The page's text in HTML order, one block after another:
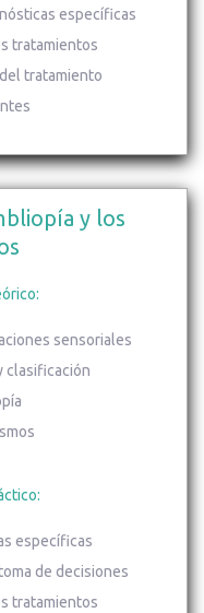
específicas
tratamientos
tratamiento
y los
sensoriales
clasificación
específicas
de decisiones
tratamientos